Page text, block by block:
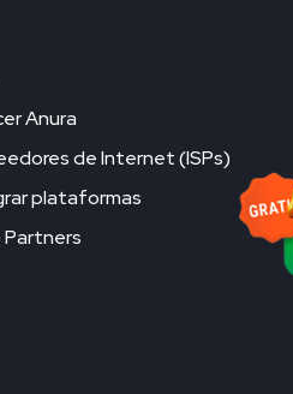
Anura
de Internet (ISPs)
plataformas